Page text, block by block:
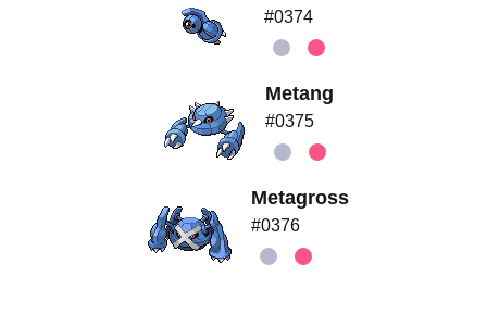
#0374
Metang
#0375
Metagross
#0376